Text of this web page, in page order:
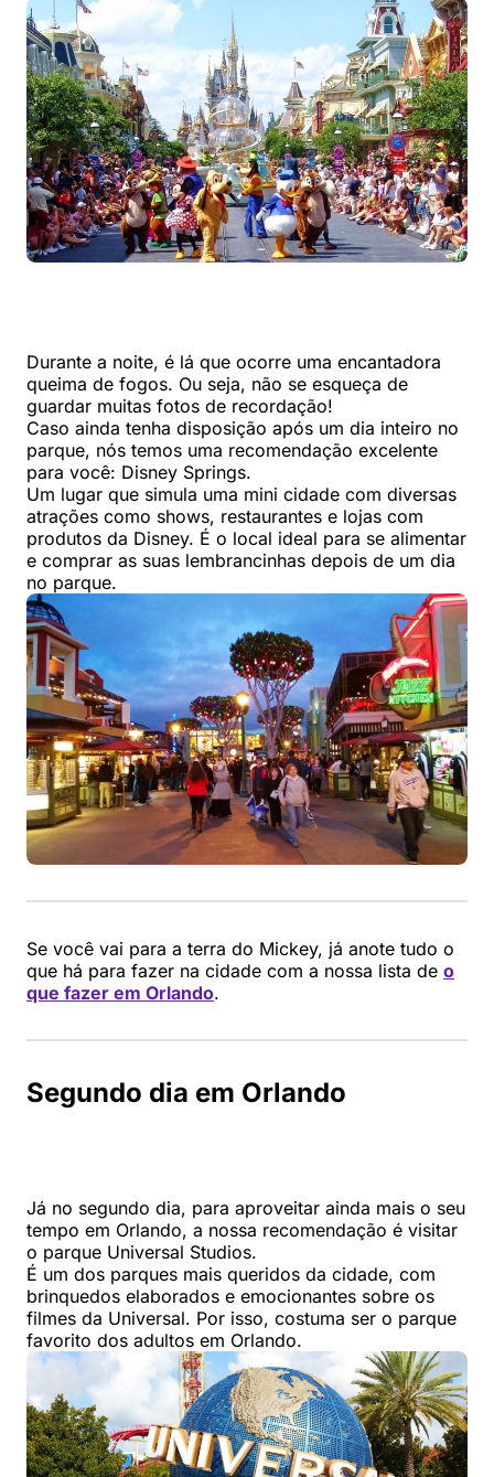
Durante a noite, é lá que ocorre uma encantadora
queima de fogos. Ou seja, não se esqueça de
guardar muitas fotos de recordação!
Caso ainda tenha disposição após um dia inteiro no
parque, nós temos uma recomendação excelente
para você: Disney Springs.
Um lugar que simula uma mini cidade com diversas
atrações como shows, restaurantes e lojas com
produtos da Disney. É o local ideal para se alimentar
e comprar as suas lembrancinhas depois de um dia
no parque.
Se você vai para a terra do Mickey, já anote tudo o
que há para fazer na cidade com a nossa lista de o
que fazer em Orlando.
Segundo dia em Orlando
Já no segundo dia, para aproveitar ainda mais o seu
tempo em Orlando, a nossa recomendação é visitar
o parque Universal Studios.
É um dos parques mais queridos da cidade, com
brinquedos elaborados e emocionantes sobre os
filmes da Universal. Por isso, costuma ser o parque
favorito dos adultos em Orlando.